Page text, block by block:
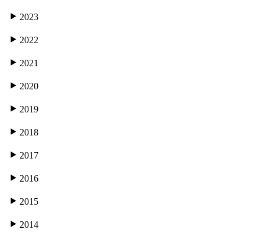
2023
2022
2021
2020
2019
2018
2017
2016
2015
2014